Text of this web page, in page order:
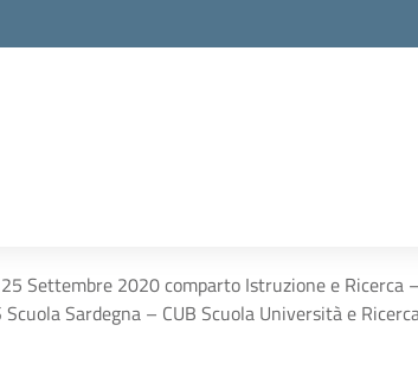
Settembre 2020 comparto Istruzione e Ricerca
Sardegna – CUB Scuola Università e